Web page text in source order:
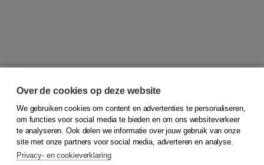
© 2026Koninklijke Boom uitgevers
Klantenservice
Service & informatie
Contact
Over de cookies op deze website
We gebruiken cookies om content en advertenties te personaliseren,
om functies voor social media te bieden en om ons websiteverkeer
te analyseren. Ook delen we informatie over jouw gebruik van onze
site met onze partners voor social media, adverteren en analyse.
Privacy- en cookieverklaring